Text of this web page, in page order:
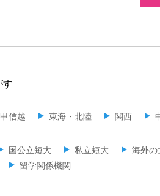
す
信越 東海・北陸 関西
国公立短大 私立短大 海外の
留学関係機関